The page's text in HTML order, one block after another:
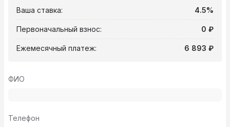
Ваша ставка: 4.5%
Первоначальный взнос: 0 ₽
Ежемесячный платеж: 6 893 ₽
ФИО
Телефон